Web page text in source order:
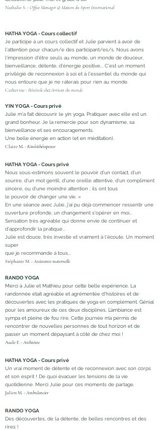
Nathalie S. -Office Manager @ Maison du Sport International
HATHA YOGA - Cours collectif
Je participe à un cours collectif et Julie parvient à avoir de
l'attention pour chacun/e des participant/es/s. Nous avons
l'impression d'être seuls au monde, un monde de douceur,
bienveillance, détente, d'énergie positive... C'est un moment
privilégié de reconnexion à soi et à l'essentiel du monde qui
nous entoure que je ne raterais pour rien au monde.
Catherine -Bénévole chez Artisan du monde
YIN YOGA - Cours privé
Julie m'a fait découvrir le yin yoga. Pratiquer avec elle est un
grand bonheur. Je la remercie pour son dynamisme, sa
bienveillance et ses encouragements.
Une belle énergie en action (et en méditation).
Claire M. -Kinésithérapeute
HATHA YOGA - Cours privé
Nous sous-estimons souvent le pouvoir d’un contact, d’un
sourire, d’un mot gentil, d’une oreille attentive, d’un compliment
sincère, ou d’une moindre attention ; ils ont tous
le pouvoir de changer une vie. »
En une séance avec Julie, j'ai pu déjà commencer ressentir une
ouverture profonde, un changement s'opérer en moi...
Sensation très agréable qui donne envie de continuer et
d'approfondir la pratique...
Julie est douce, très investie et vraiment à l'écoute. Un moment
super
que je recommande à tous...
Stéphanie M. -Assistante maternelle
RANDO YOGA
Merci à Julie et Mathieu pour cette belle expérience. La
randonnée était agréable et agrémentée d’histoires et de
découvertes avec les pratiques de yoga en complément. Génial
pour les amoureux de ces deux disciplines. L’ambiance est
sympa et pleine de fou rire. Cette journée m’a permis de
rencontrer de nouvelles personnes de tout horizon et de
passer un moment dépaysant à côté de chez moi !
Aude F. -Archiviste
HATHA YOGA - Cours privé
Un vrai moment de détente et de reconnexion avec son corps
et son esprit ! De quoi évacuer les tensions de la vie
quotidienne. Merci Julie pour ces moments de partage.
Julien M. -Ambulancier
RANDO YOGA
Des découvertes, de la détente, de belles rencontres et des
rires !